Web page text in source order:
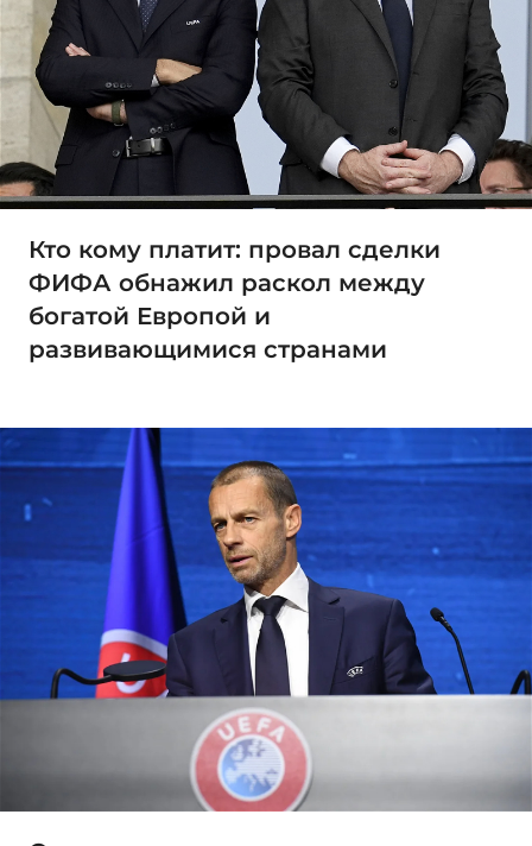
Кто кому платит: провал сделки
ФИФА обнажил раскол между
богатой Европой и
развивающимися странами